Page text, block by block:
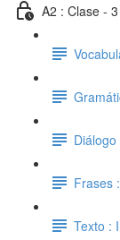
A2 : Clase -
Frases
Texto :